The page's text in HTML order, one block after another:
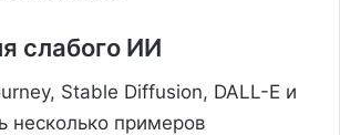
слабого ИИ
Stable Diffusion, DALL-E и
несколько примеров